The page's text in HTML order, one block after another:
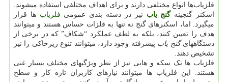
فلزیاب‌ها انواع مختلفی دارند و برای اهداف مختلفی استفاده میشوند.
اسکنر گنجینهگنج یاب نیز در دسته بندی عمومی فلزیاب ها قرار
میگیرد. اما، اسکنرهای گنج نه تنها به فلزات حساس هستند و میتوانند
هدف را تعیین کنند، بلکه به لطف عملکرد “شکاف” که در برخی از
دستگاههایگنج یاب پیشرفته وجود دارد، میتوانند تنوع زیرخاکی را نیز
تشخیص دهند.
فلزیاب ها تک سکه و هابی نیز از نظر ویژگیهای مختلف بسیار غنی
هستند. این فلزیاب ها میتوانند نیازهای کاربران تازه کار و سطح